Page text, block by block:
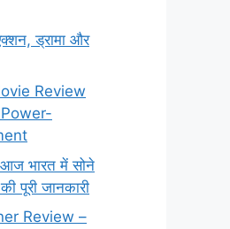
ड्रामा और
Review
भारत में सोने
पूरी जानकारी
Review –